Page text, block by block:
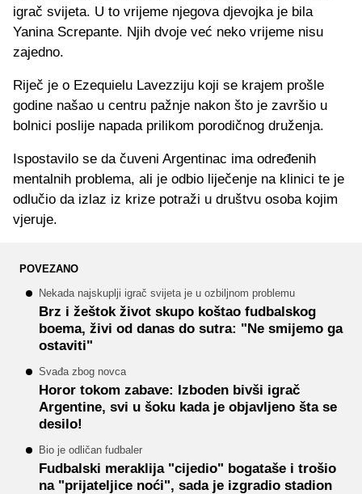
igrač svijeta. U to vrijeme njegova djevojka je bila
Yanina Screpante. Njih dvoje već neko vrijeme nisu
zajedno.
Riječ je o Ezequielu Lavezziju koji se krajem prošle
godine našao u centru pažnje nakon što je završio u
bolnici poslije napada prilikom porodičnog druženja.
Ispostavilo se da čuveni Argentinac ima određenih
mentalnih problema, ali je odbio liječenje na klinici te je
odlučio da izlaz iz krize potraži u društvu osoba kojim
vjeruje.
POVEZANO
Nekada najskuplji igrač svijeta je u ozbiljnom problemu
Brz i žeštok život skupo koštao fudbalskog
boema, živi od danas do sutra: "Ne smijemo ga
ostaviti"
Svađa zbog novca
Horor tokom zabave: Izboden bivši igrač
Argentine, svi u šoku kada je objavljeno šta se
desilo!
Bio je odličan fudbaler
Fudbalski meraklija "cijedio" bogataše i trošio
na "prijateljice noći", sada je izgradio stadion